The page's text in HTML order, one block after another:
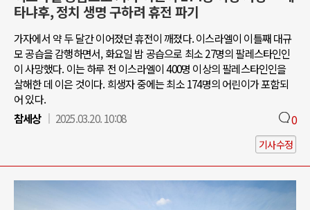
타냐후, 정치 생명 구하려 휴전 파기
가자에서 약 두 달간 이어졌던 휴전이 깨졌다. 이스라엘이 이틀째 대규
모 공습을 감행하면서, 화요일 밤 공습으로 최소 27명의 팔레스타인인
이 사망했다. 이는 하루 전 이스라엘이 400명 이상의 팔레스타인인을
살해한 데 이은 것이다. 희생자 중에는 최소 174명의 어린이가 포함되
어 있다.
참세상
2025.03.20. 10:08 0
기사수정